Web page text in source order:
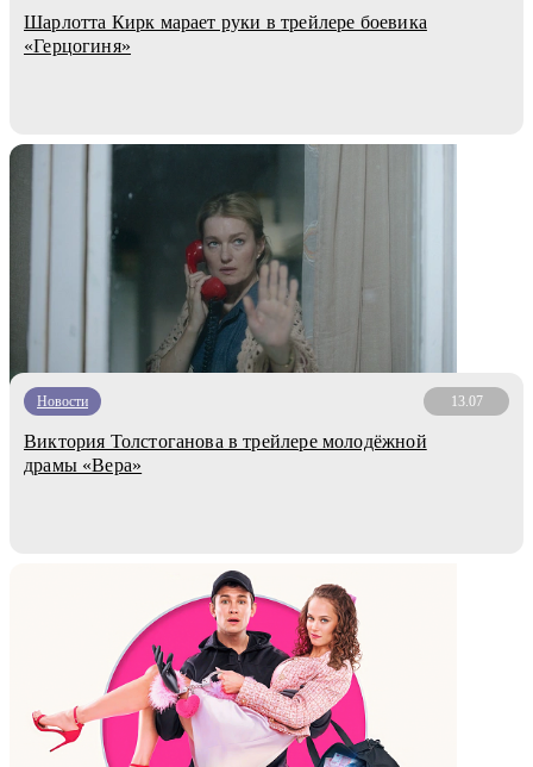
Шарлотта Кирк марает руки в трейлере боевика
«Герцогиня»
Новости 13.07
Виктория Толстоганова в трейлере молодёжной
драмы «Вера»